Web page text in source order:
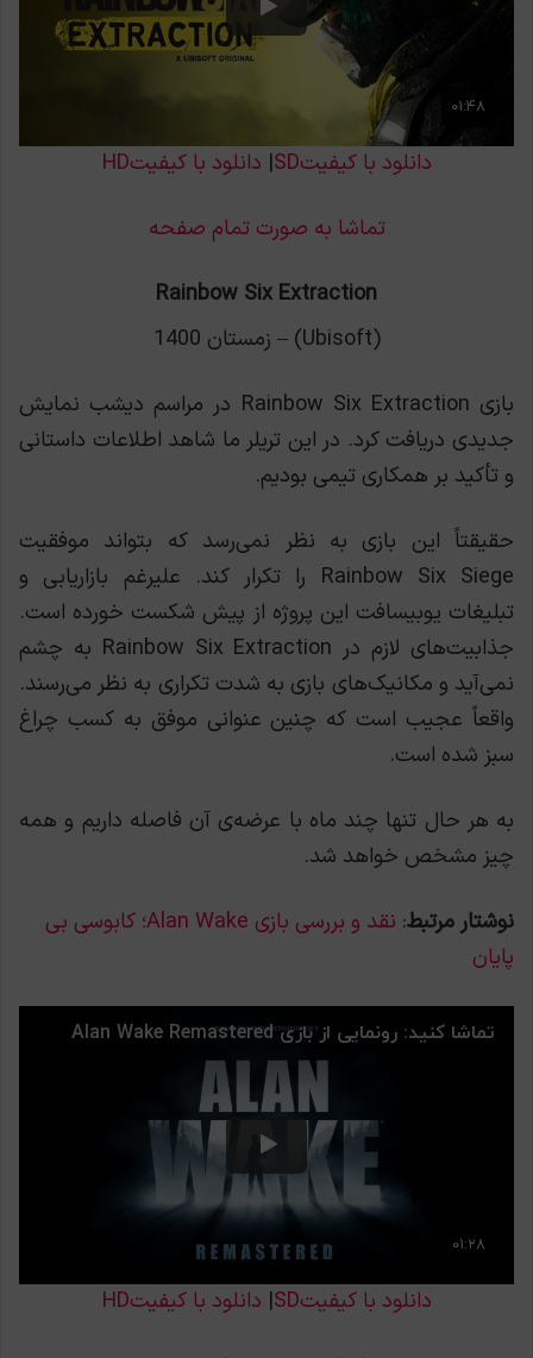
دانلود با کیفیتSD | دانلود با کیفیتHD
تماشا به صورت تمام صفحه
Rainbow Six Extraction
(Ubisoft) – زمستان 1400
بازی Rainbow Six Extraction در مراسم دیشب نمایش
جدیدی دریافت کرد. در این تریلر ما شاهد اطلاعات داستانی
و تأکید بر همکاری تیمی بودیم.
حقیقتاً این بازی به نظر نمی‌رسد که بتواند موفقیت
Rainbow Six Siege را تکرار کند. علیرغم بازاریابی و
تبلیغات یوبیسافت این پروژه از پیش شکست خورده است.
جذابیت‌های لازم در Rainbow Six Extraction به چشم
نمی‌آید و مکانیک‌های بازی به شدت تکراری به نظر می‌رسند.
واقعاً عجیب است که چنین عنوانی موفق به کسب چراغ
سبز شده است.
به هر حال تنها چند ماه با عرضه‌ی آن فاصله داریم و همه
چیز مشخص خواهد شد.
نوشتار مرتبط:
نقد و بررسی بازی Alan Wake؛ کابوسی بی
پایان
دانلود با کیفیتSD | دانلود با کیفیتHD